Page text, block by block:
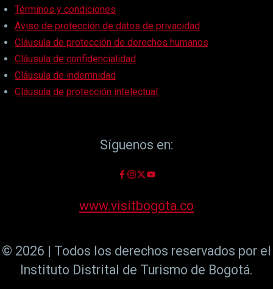
Términos y condiciones
Aviso de protección de datos de privacidad
Cláusula de protección de derechos humanos
Cláusula de confidencialidad
Cláusula de indemnidad
Cláusula de protección intelectual
Síguenos en:
www.visitbogota.co
© 2026 | Todos los derechos reservados por el
Instituto Distrital de Turismo de Bogotá.